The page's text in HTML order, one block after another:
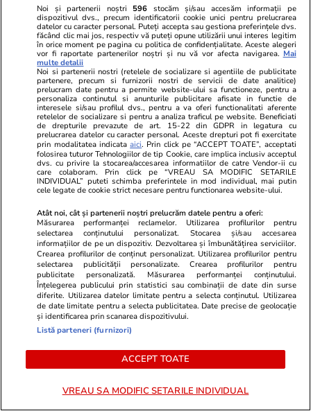
Știri Externe 14:27
Ce este OXY, proiectul de 300 de milioane de
euro din Bruxelles unde a murit un muncitor
român: 120 de apartamente și 316 camere de
hotel
Știri România 14:25
„Fabrică” de pensionari fictivi destructurată de
DIICOT: peste 860 de români ar fi „beneficiari”,
pagubă de 7.000.000 de lei la Casele de
pensii și date false ar fi fost introduse la ANAF
Știri Externe 14:04
O țară vecină cu Rusia își întărește măsurile de
securitate ale infrastructurii: „Avem semnale
despre planificarea unor atacuri”
Citește mai multe
TRENDING
Noi și partenerii noștri 596 stocăm și/sau accesăm informații pe
dispozitivul dvs., precum identificatorii cookie unici pentru prelucrarea
datelor cu caracter personal. Puteți accepta sau gestiona preferințele dvs.
făcând clic mai jos, respectiv vă puteți opune utilizării unui interes legitim
în orice moment pe pagina cu politica de confidențialitate. Aceste alegeri
vor fi raportate partenerilor noștri și nu vă vor afecta navigarea. Mai
multe detalii
Noi si partenerii nostri (retelele de socializare si agentiile de publicitate
partenere, precum si furnizorii nostri de servicii de date analitice)
prelucram date pentru a permite website-ului sa functioneze, pentru a
personaliza continutul si anunturile publicitare afisate in functie de
interesele si/sau profilul dvs., pentru a va oferi functionalitati aferente
retelelor de socializare si pentru a analiza traficul pe website. Beneficiati
de drepturile prevazute de art. 15-22 din GDPR in legatura cu
prelucrarea datelor cu caracter personal. Aceste drepturi pot fi exercitate
prin modalitatea indicataaici. Prin click pe “ACCEPT TOATE”, acceptati
folosirea tuturor Tehnologiilor de tip Cookie, care implica inclusiv acceptul
dvs. cu privire la stocarea/accesarea informatiilor de catre Vendor-ii cu
care colaboram. Prin click pe “VREAU SA MODIFIC SETARILE
INDIVIDUAL” puteti schimba preferintele in mod individual, mai putin
cele legate de cookie strict necesare pentru functionarea website-ului.
Atât noi, cât și partenerii noștri prelucrăm datele pentru a oferi:
Măsurarea performanței reclamelor. Utilizarea profilurilor pentru
selectarea conținutului personalizat. Stocarea și/sau accesarea
informațiilor de pe un dispozitiv. Dezvoltarea și îmbunătățirea serviciilor.
Crearea profilurilor de conținut personalizat. Utilizarea profilurilor pentru
selectarea publicității personalizate. Crearea profilurilor pentru
publicitate personalizată. Măsurarea performanței conținutului.
Înțelegerea publicului prin statistici sau combinații de date din surse
diferite. Utilizarea datelor limitate pentru a selecta conținutul. Utilizarea
de date limitate pentru a selecta publicitatea. Date precise de geolocație
și identificarea prin scanarea dispozitivului.
Listă parteneri (furnizori)
ACCEPT TOATE
VREAU SA MODIFIC SETARILE INDIVIDUAL